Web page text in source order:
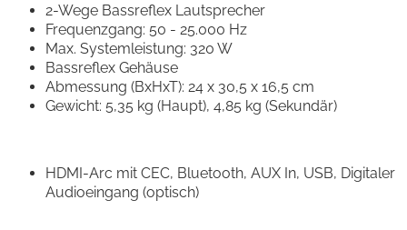
2-Wege Bassreflex Lautsprecher
Frequenzgang: 50 - 25.000 Hz
Max. Systemleistung: 320 W
Bassreflex Gehäuse
Abmessung (BxHxT): 24 x 30,5 x 16,5 cm
Gewicht: 5,35 kg (Haupt), 4,85 kg (Sekundär)
HDMI-Arc mit CEC, Bluetooth, AUX In, USB, Digitaler
Audioeingang (optisch)